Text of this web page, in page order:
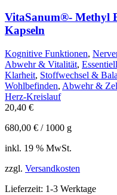
VitaSanum®- Methyl
Kapseln
Kognitive Funktionen,
Abwehr & Vitalität,
Klarheit, Stoffwechsel &
Wohlbefinden, Abwehr &
Herz-Kreislauf
20,40 €
680,00 € / 1000 g
inkl. 19 % MwSt.
zzgl. Versandkosten
Lieferzeit: 1-3 Werktage